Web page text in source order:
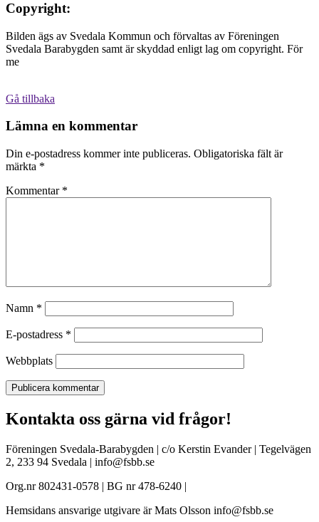
Copyright:
Bilden ägs av Svedala Kommun och förvaltas av Föreningen
Svedala Barabygden samt är skyddad enligt lag om copyright. För
me
Gå tillbaka
Lämna en kommentar
Din e-postadress kommer inte publiceras. Obligatoriska fält är
märkta *
Kommentar *
Namn *
E-postadress *
Webbplats
Kontakta oss gärna vid frågor!
Föreningen Svedala-Barabygden | c/o Kerstin Evander | Tegelvägen
2, 233 94 Svedala | info@fsbb.se
Org.nr 802431-0578 | BG nr 478-6240 |
Hemsidans ansvarige utgivare är Mats Olsson info@fsbb.se